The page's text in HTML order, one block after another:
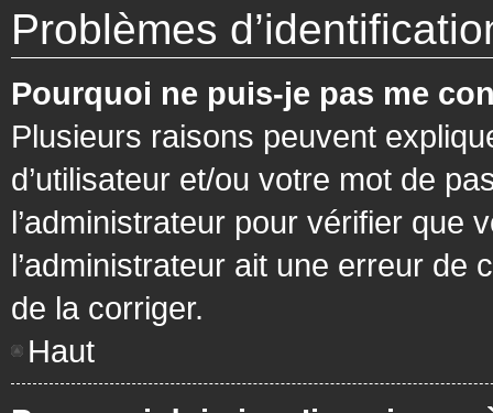
Problèmes
Pourquoi ne puis-je pas me
Plusieurs raisons peuvent
d’utilisateur et/ou votre mot de
l’administrateur pour vérifier que
l’administrateur ait une erreur de
de la corriger.
Haut